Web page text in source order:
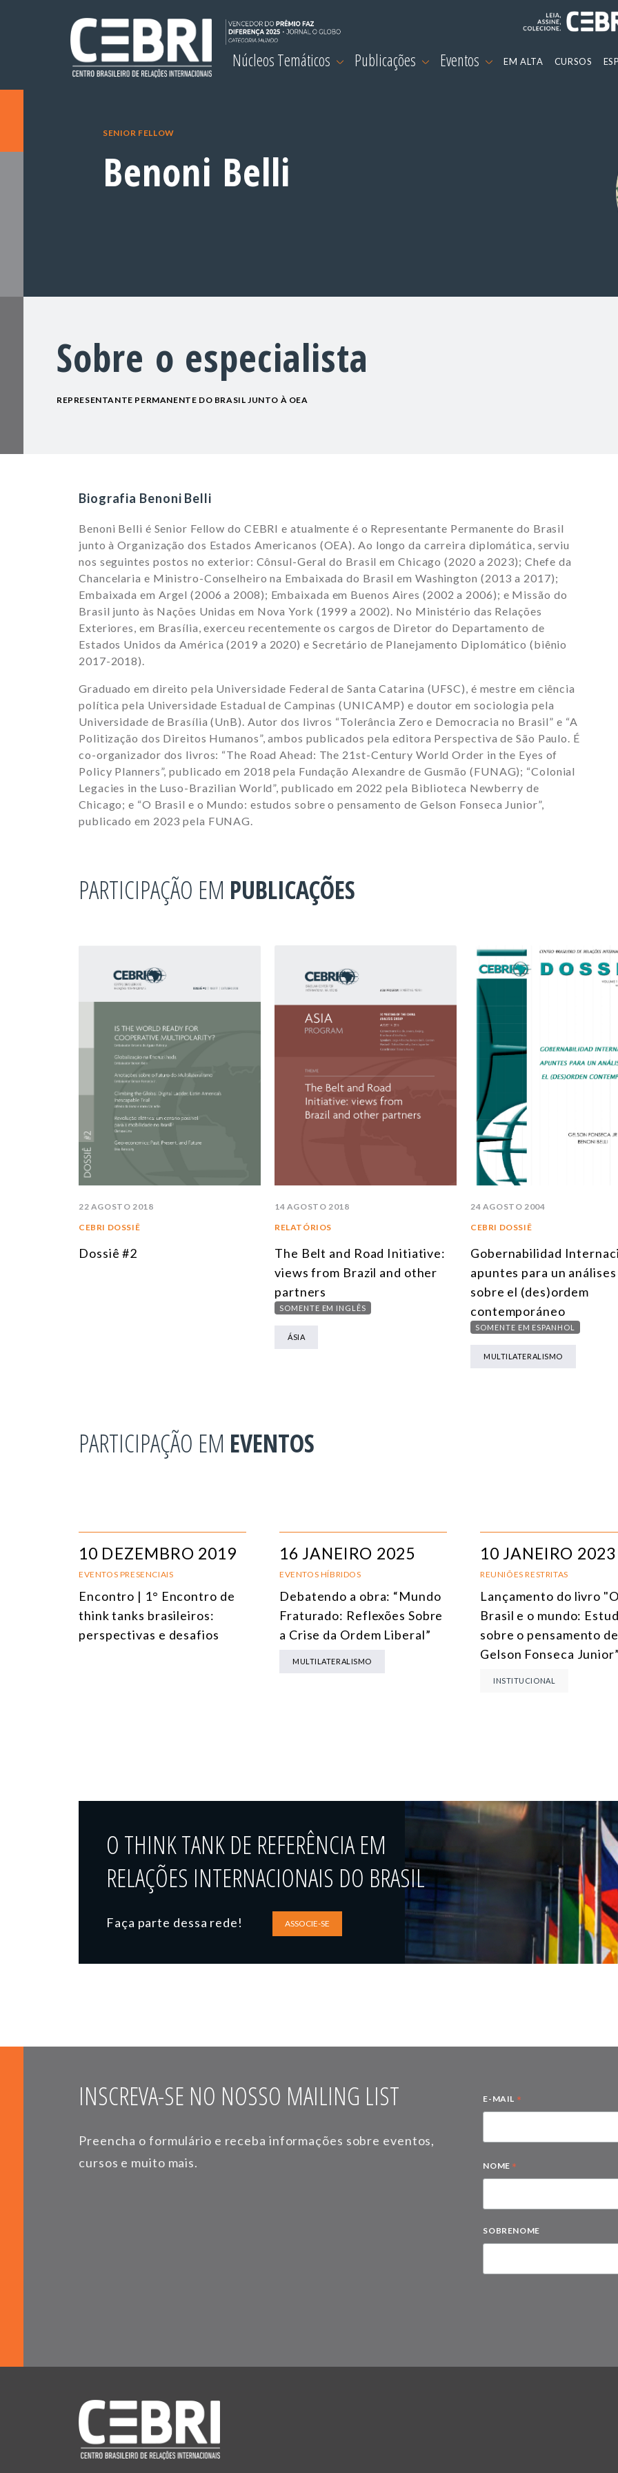
Núcleos Temáticos Publicações Eventos EM ALTA CURSOS
SENIOR FELLOW
Benoni Belli
Sobre o especialista
REPRESENTANTE PERMANENTE DO BRASIL JUNTO À OEA
Biografia Benoni Belli
Benoni Belli é Senior Fellow do CEBRI e atualmente é o Representante Permanente do Brasil
junto à Organização dos Estados Americanos (OEA). Ao longo da carreira diplomática, serviu
nos seguintes postos no exterior: Cônsul-Geral do Brasil em Chicago (2020 a 2023); Chefe da
Chancelaria e Ministro-Conselheiro na Embaixada do Brasil em Washington (2013 a 2017);
Embaixada em Argel (2006 a 2008); Embaixada em Buenos Aires (2002 a 2006); e Missão do
Brasil junto às Nações Unidas em Nova York (1999 a 2002). No Ministério das Relações
Exteriores, em Brasília, exerceu recentemente os cargos de Diretor do Departamento de
Estados Unidos da América (2019 a 2020) e Secretário de Planejamento Diplomático (biênio
2017-2018).
Graduado em direito pela Universidade Federal de Santa Catarina (UFSC), é mestre em ciência
política pela Universidade Estadual de Campinas (UNICAMP) e doutor em sociologia pela
Universidade de Brasília (UnB). Autor dos livros “Tolerância Zero e Democracia no Brasil” e “A
Politização dos Direitos Humanos”, ambos publicados pela editora Perspectiva de São Paulo. É
co-organizador dos livros: “The Road Ahead: The 21st-Century World Order in the Eyes of
Policy Planners”, publicado em 2018 pela Fundação Alexandre de Gusmão (FUNAG); “Colonial
Legacies in the Luso-Brazilian World”, publicado em 2022 pela Biblioteca Newberry de
Chicago; e “O Brasil e o Mundo: estudos sobre o pensamento de Gelson Fonseca Junior”,
publicado em 2023 pela FUNAG.
PARTICIPAÇÃO EM PUBLICAÇÕES
22 AGOSTO 2018
CEBRI DOSSIÊ
Dossiê #2
14 AGOSTO 2018
RELATÓRIOS
The Belt and Road Initiative:
views from Brazil and other
partners
SOMENTE EM INGLÊS
ÁSIA
24 AGOSTO 2004
CEBRI DOSSIÊ
Gobernabilidad
apuntes para un análises
sobre el (des)ordem
contemporáneo
SOMENTE EM ESPANHOL
MULTILATERALISMO
PARTICIPAÇÃO EM EVENTOS
10 DEZEMBRO 2019
EVENTOS PRESENCIAIS
Encontro | 1° Encontro de
think tanks brasileiros:
perspectivas e desafios
16 JANEIRO 2025
EVENTOS HÍBRIDOS
Debatendo a obra: “Mundo
Fraturado: Reflexões Sobre
a Crise da Ordem Liberal”
MULTILATERALISMO
10 JANEIRO 2023
REUNIÕES RESTRITAS
Lançamento do livro "O
Brasil e o mundo:
sobre o pensamento de
Gelson Fonseca Junior”
INSTITUCIONAL
O THINK TANK DE REFERÊNCIA EM
RELAÇÕES INTERNACIONAIS DO BRASIL
Faça parte dessa rede! ASSOCIE-SE
INSCREVA-SE NO NOSSO MAILING LIST
Preencha o formulário e receba informações sobre eventos,
cursos e muito mais.
E-MAIL *
NOME *
SOBRENOME